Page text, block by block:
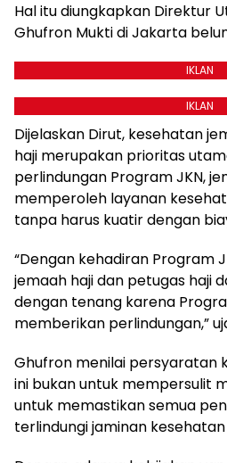
Hal itu diungkapkan Direktur
Ghufron Mukti di Jakarta
IKLAN
IKLAN
Dijelaskan Dirut, kesehatan
haji merupakan prioritas
perlindungan Program JKN,
memperoleh layanan
tanpa harus kuatir dengan
“Dengan kehadiran Program
jemaah haji dan petugas haji
dengan tenang karena
memberikan perlindungan,”
Ghufron menilai persyaratan
ini bukan untuk mempersulit
untuk memastikan semua
terlindungi jaminan